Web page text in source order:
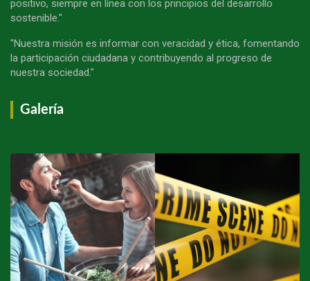
positivo, siempre en línea con los principios del desarrollo
sostenible."
"Nuestra misión es informar con veracidad y ética, fomentando
la participación ciudadana y contribuyendo al progreso de
nuestra sociedad."
Galería